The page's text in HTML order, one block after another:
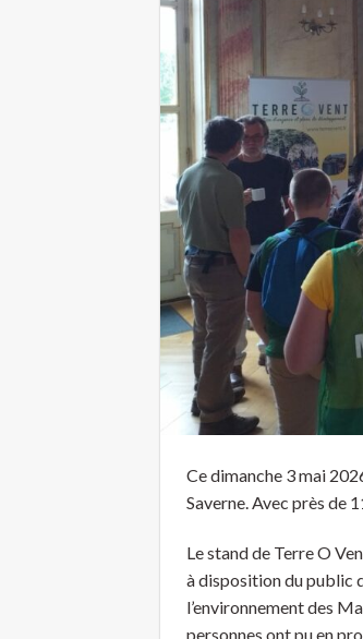
Ce dimanche 3 mai
Saverne. Avec près de
Le stand de Terre O
à disposition du public
l’environnement des
personnes ont pu en